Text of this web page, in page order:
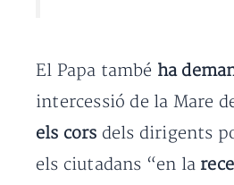
El Papa també ha
intercessió de la Mare
els cors dels dirigents
els ciutadans “en la